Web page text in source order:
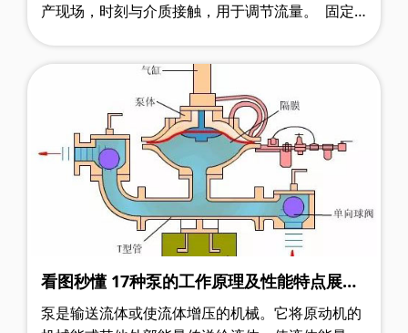
产现场，时刻与介质接触，用于调节流量。 固定
看图秒懂 17种泵的工作原理及性能特点展示
图
泵是输送流体或使流体增压的机械。它将原动机的